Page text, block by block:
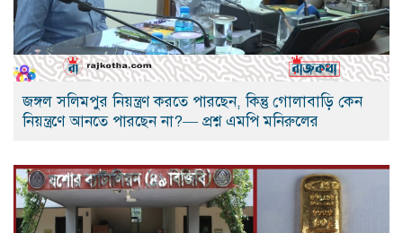
জঙ্গল সলিমপুর নিয়ন্ত্রণ করতে পারছেন, কিন্তু গোলাবাড়ি কেন
নিয়ন্ত্রণে আনতে পারছেন না?— প্রশ্ন এমপি মনিরুলের